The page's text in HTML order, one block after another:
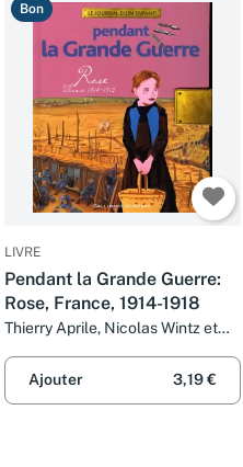
Bon
LIVRE
Pendant la Grande Guerre:
Rose, France, 1914-1918
Thierry Aprile, Nicolas Wintz et
Ajouter
3,19 €